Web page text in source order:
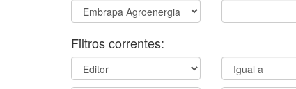
Filtros correntes: